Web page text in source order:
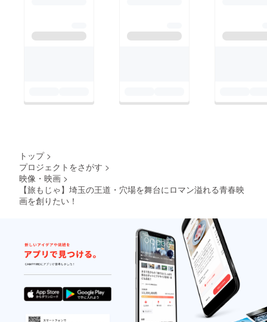
トップ >
プロジェクトをさがす >
映像・映画 >
【旅もじゃ】埼玉の王道・穴場を舞台にロマン溢れる青春映
画を創りたい！